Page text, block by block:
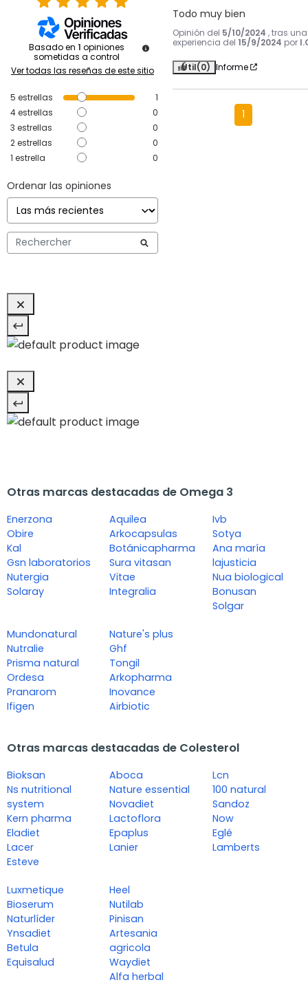
Basado en 1 opiniones
sometidas a control
Ver todas las reseñas de este sitio
5 estrellas
1
4estrellas
0
3 estrellas
0
2estrellas
0
1 estrella 0
Ordenar las opiniones
Todo muy bien
Opinión del 5/10/2024 , tras una
experiencia del 15/9/2024 por
Útil(0) Informe
1
Otras marcas destacadas de Omega 3
Enerzona
Obire
Kal
Gsn laboratorios
Nutergia
Solaray
Aquilea
Arkocapsulas
Botánicapharma
Sura vitasan
Vitae
Integralia
Ivb
Sotya
Ana maría
lajusticia
Nua biological
Bonusan
Solgar
Mundonatural
Nutralie
Prisma natural
Ordesa
Pranarom
Ifigen
Nature's plus
Ghf
Tongil
Arkopharma
Inovance
Airbiotic
Otras marcas destacadas de Colesterol
Bioksan
Ns nutritional
system
Kern pharma
Eladiet
Lacer
Esteve
Aboca
Nature essential
Novadiet
Lactoflora
Epaplus
Lanier
Lcn
100 natural
Sandoz
Now
Eglé
Lamberts
Luxmetique
Bioserum
Naturlíder
Ynsadiet
Betula
Equisalud
Heel
Nutilab
Pinisan
Artesania
agricola
Waydiet
Alfa herbal